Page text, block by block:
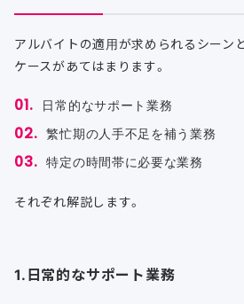
アルバイトの適用が求められるシーン
ケースがあてはまります。
日常的なサポート業務
繁忙期の人手不足を補う業務
特定の時間帯に必要な業務
それぞれ解説します。
1.日常的なサポート業務